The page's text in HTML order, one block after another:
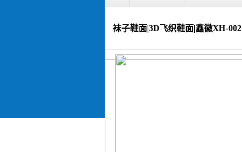
袜子鞋面|3D飞织鞋面|鑫徽XH-002